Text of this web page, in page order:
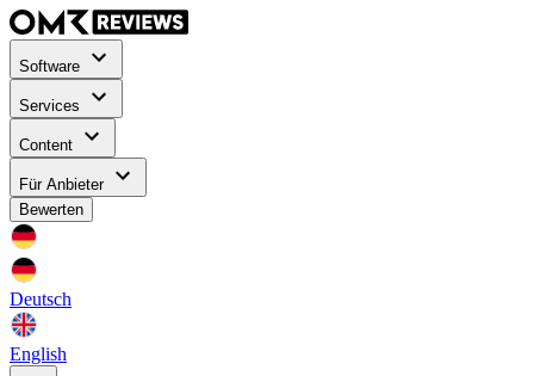
Software
Services
Content
Für Anbieter
Bewerten
Deutsch
English